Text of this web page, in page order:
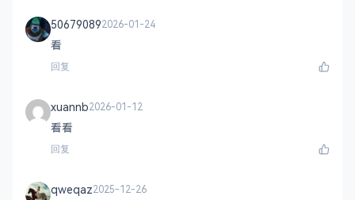
506790892026-01-24
看
回复
xuannb2026-01-12
看看
回复
qweqaz2025-12-26